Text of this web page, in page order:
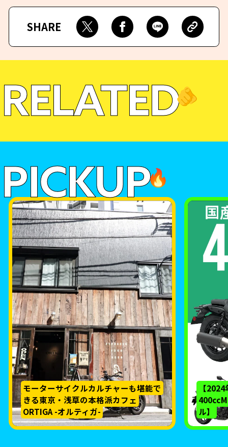
SHARE
RELATED🫵
PICKUP🔥
モーターサイクルカルチャーも堪能で
きる東京・浅草の本格派カフェ
ORTIGA -オルティガ-
【
ル】